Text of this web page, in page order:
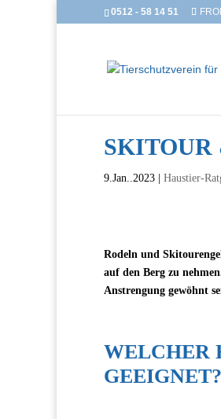
0512 - 58 14 51
9.Jan..2023 Haustier-
Rodeln und
auf den Berg zu
Anstrengung gewöhnt
WELCHER
GEEIGNET?